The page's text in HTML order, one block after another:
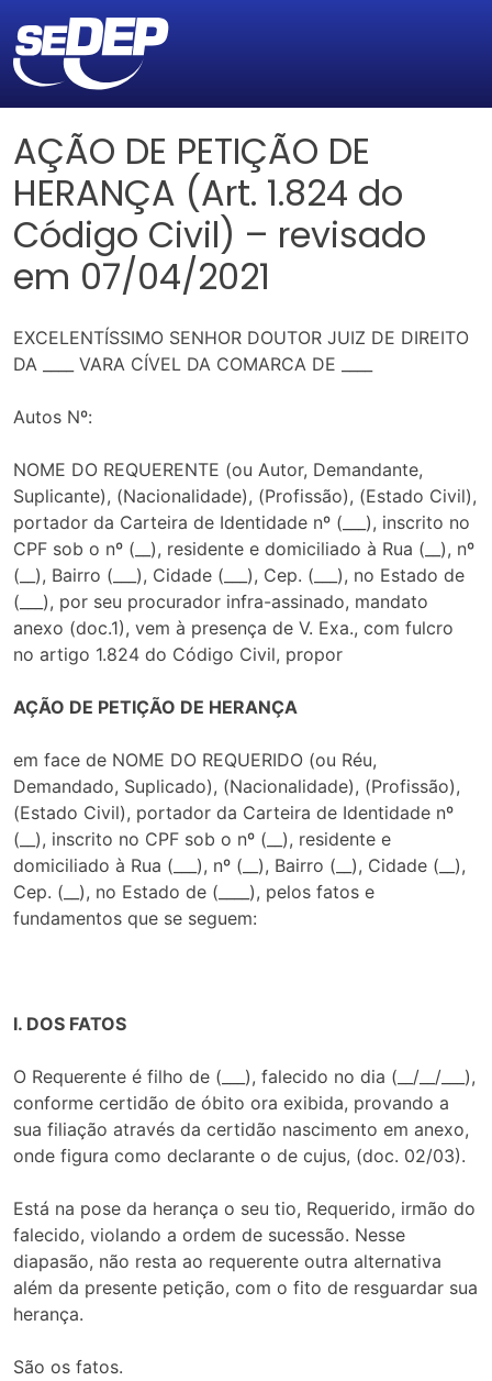
AÇÃO DE PETIÇÃO DE
HERANÇA (Art. 1.824 do
Código Civil) – revisado
em 07/04/2021
EXCELENTÍSSIMO SENHOR DOUTOR JUIZ DE DIREITO
DA ____ VARA CÍVEL DA COMARCA DE ____
Autos Nº:
NOME DO REQUERENTE (ou Autor, Demandante,
Suplicante), (Nacionalidade), (Profissão), (Estado Civil),
portador da Carteira de Identidade nº (___), inscrito no
CPF sob o nº (__), residente e domiciliado à Rua (__), nº
(__), Bairro (___), Cidade (___), Cep. (___), no Estado de
(___), por seu procurador infra-assinado, mandato
anexo (doc.1), vem à presença de V. Exa., com fulcro
no artigo 1.824 do Código Civil, propor
AÇÃO DE PETIÇÃO DE HERANÇA
em face de NOME DO REQUERIDO (ou Réu,
Demandado, Suplicado), (Nacionalidade), (Profissão),
(Estado Civil), portador da Carteira de Identidade nº
(__), inscrito no CPF sob o nº (__), residente e
domiciliado à Rua (___), nº (__), Bairro (__), Cidade (__),
Cep. (__), no Estado de (____), pelos fatos e
fundamentos que se seguem:
I. DOS FATOS
O Requerente é filho de (___), falecido no dia (__/__/___),
conforme certidão de óbito ora exibida, provando a
sua filiação através da certidão nascimento em anexo,
onde figura como declarante o de cujus, (doc. 02/03).
Está na pose da herança o seu tio, Requerido, irmão do
falecido, violando a ordem de sucessão. Nesse
diapasão, não resta ao requerente outra alternativa
além da presente petição, com o fito de resguardar sua
herança.
São os fatos.